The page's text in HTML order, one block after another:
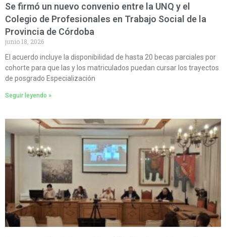
Se firmó un nuevo convenio entre la UNQ y el
Colegio de Profesionales en Trabajo Social de la
Provincia de Córdoba
junio 18, 2026
El acuerdo incluye la disponibilidad de hasta 20 becas parciales por
cohorte para que las y los matriculados puedan cursar los trayectos
de posgrado Especialización
Seguir leyendo »